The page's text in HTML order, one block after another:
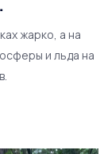
жарко, а на
и льда на